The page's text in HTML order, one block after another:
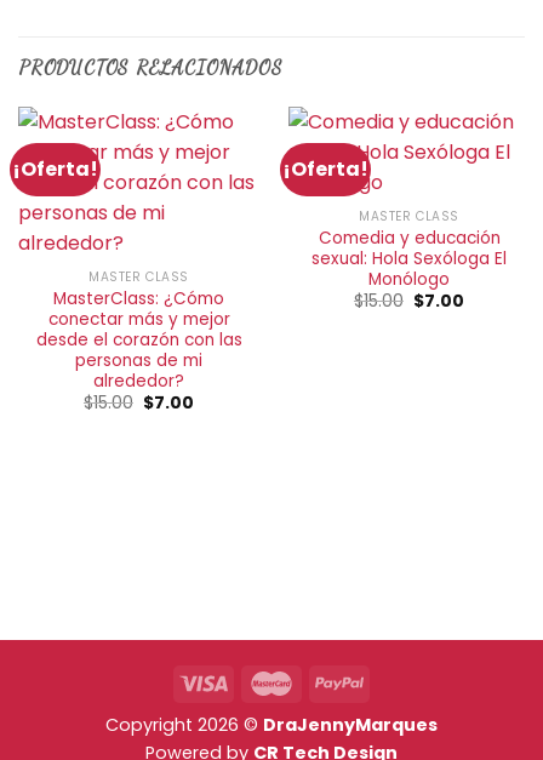
PRODUCTOS RELACIONADOS
¡Oferta!
MASTER CLASS
MasterClass: ¿Cómo
conectar más y mejor
desde el corazón con las
personas de mi
alrededor?
$15.00 El
$7.00
¡Oferta!
MASTER CLASS
Comedia y educación
sexual: Hola Sexóloga El
Monólogo
$15.00 El
$7.00
Copyright 2026 © DraJennyMarques
Powered by CR Tech Design